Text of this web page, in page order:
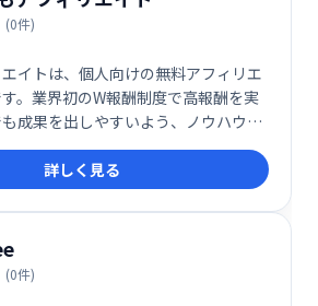
(0件)
イトは、個人向けの無料アフィリエ
。業界初のW報酬制度で高報酬を実
成果を出しやすいよう、ノウハウ提
ジ作成システムも完備。知識がなくて
リエイトを始め、収益化を目指せま
詳しく見る
(0件)